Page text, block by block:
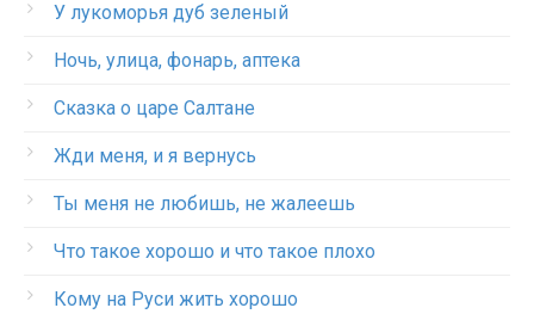
У лукоморья дуб зеленый
Ночь, улица, фонарь, аптека
Сказка о царе Салтане
Жди меня, и я вернусь
Ты меня не любишь, не жалеешь
Что такое хорошо и что такое плохо
Кому на Руси жить хорошо